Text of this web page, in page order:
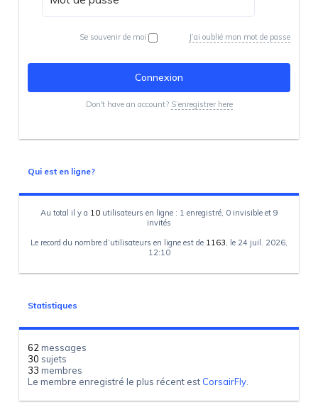
Se souvenir de moi J’ai oublié mon mot de passe
Don't have an account? S’enregistrer here
Qui est en ligne?
Au total il y a 10utilisateurs en ligne : 1 enregistré, 0 invisible et 9
invités
Le record du nombre d’utilisateurs en ligne est de 1163 , le 24 juil. 2026,
12:10
Statistiques
62messages
30 sujets
33 membres
Le membre enregistré le plus récent est CorsairFly.